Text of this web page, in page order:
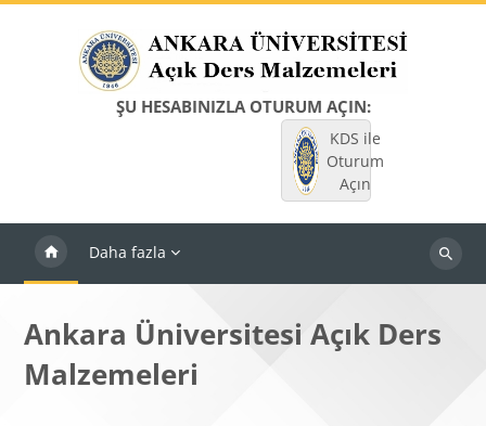
ŞU HESABINIZLA OTURUM AÇIN:
KDS ile
Oturum
Açın
Daha fazla
Dersleri
Ankara Üniversitesi Açık Ders
Malzemeleri